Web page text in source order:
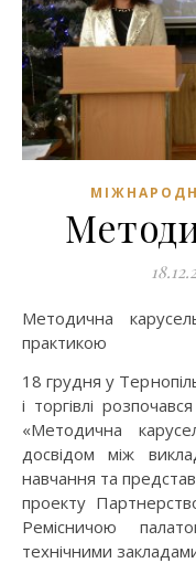
Методична карусель: коли освіта зустрічається з
практикою
18 грудня у
і торгівлі
«Методична
досвідом між
навчання та
проекту
Ремісничою
технічними